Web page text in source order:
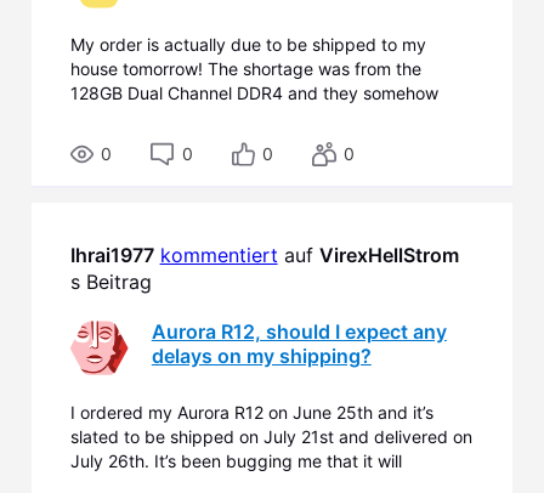
My order is actually due to be shipped to my
house tomorrow! The shortage was from the
128GB Dual Channel DDR4 and they somehow
results!
0 0 0 0
Ihrai1977 kommentiert auf VirexHellStrom
s Beitrag
Aurora R12, should I expect any
delays on my shipping?
I ordered my Aurora R12 on June 25th and it’s
slated to be shipped on July 21st and delivered on
July 26th. It’s been bugging me that it will